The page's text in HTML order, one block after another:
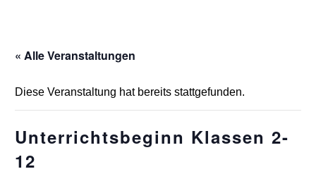
« Alle Veranstaltungen
Diese Veranstaltung hat bereits stattgefunden.
Unterrichtsbeginn Klassen 2-
12